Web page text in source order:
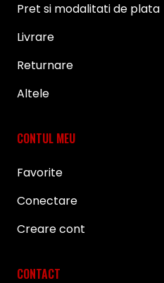
Pret si modalitati de plata
Livrare
Returnare
Altele
CONTUL MEU
Favorite
Conectare
Creare cont
CONTACT